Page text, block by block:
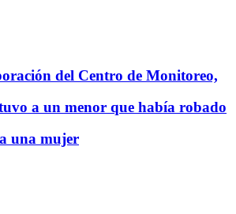
del Centro de Monitoreo,
a un menor que había robado
una mujer